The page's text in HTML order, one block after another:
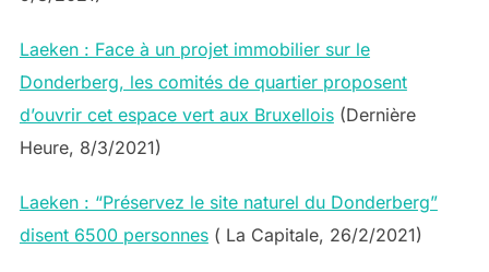
Laeken : Face à un projet immobilier sur le
Donderberg, les comités de quartier proposent
d’ouvrir cet espace vert aux Bruxellois(Dernière
Heure, 8/3/2021)
Laeken : “Préservez le site naturel du Donderberg”
disent 6500 personnes( La Capitale, 26/2/2021)